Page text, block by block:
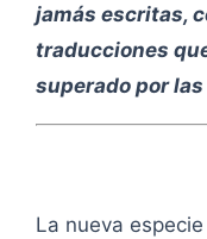
jamás escritas,
traducciones
superado por
La nueva